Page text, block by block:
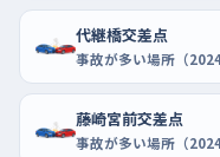
代継橋交差点
事故が多い場所（2024
藤崎宮前交差点
事故が多い場所（2024